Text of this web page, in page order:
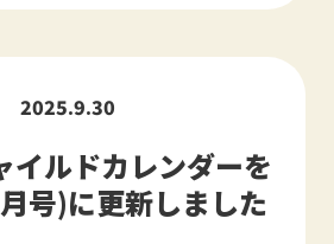
2025.9.30
ルドカレンダーを
号)に更新しました